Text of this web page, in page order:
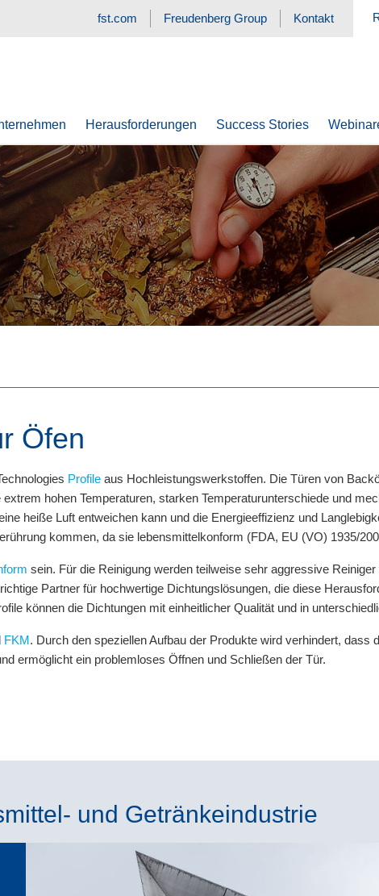
fst.com Freudenberg Group Kontakt
Herausforderungen Success Stories
Öfen
Profileaus Hochleistungswerkstoffen. Die Türen von
hohen Temperaturen, starken Temperaturunterschiede und
heiße Luft entweichen kann und die Energieeffizienz und
kommen, da sie lebensmittelkonform (FDA, EU (VO) 1935/
sein. Für die Reinigung werden teilweise sehr aggressive
Partner für hochwertige Dichtungslösungen, die diese
können die Dichtungen mit einheitlicher Qualität und in
FKM. Durch den speziellen Aufbau der Produkte wird verhindert, dass
ermöglicht ein problemloses Öffnen und Schließen der Tür.
und Getränkeindustrie